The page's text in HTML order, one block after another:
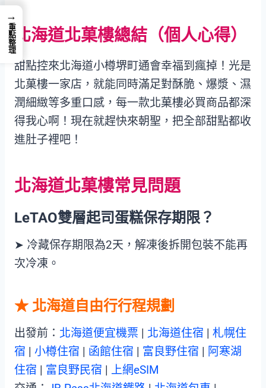
北海道北菓樓總結（個人心得）
甜點控來北海道小樽堺町通會幸福到瘋掉！光是
北菓樓一家店，就能同時滿足對酥脆、爆漿、濕
潤細緻等多重口感，每一款北菓樓必買商品都深
得我心啊！現在就趕快來朝聖，把全部甜點都收
進肚子裡吧！
北海道北菓樓常見問題
LeTAO雙層起司蛋糕保存期限 ？
➤ 冷藏保存期限為2天，解凍後拆開包裝不能再
次冷凍。
★ 北海道自由行行程規劃
出發前： 北海道便宜機票 | 北海道住宿 | 札幌住
宿 | 小樽住宿 | 函館住宿 | 富良野住宿 | 阿寒湖
住宿 | 富良野民宿 | 上網eSIM
→
重點整理